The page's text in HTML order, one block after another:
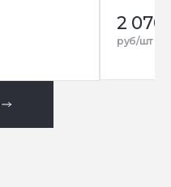
2 070
руб/шт